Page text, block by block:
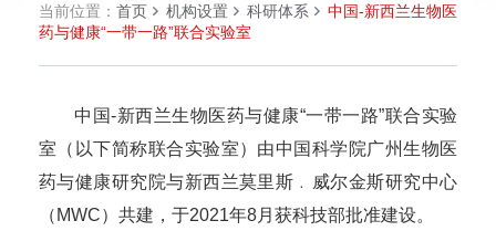
当前位置： 首页 机构设置 科研体系
中国-新西兰生物医
药与健康“一带一路”联合实验室
中国-新西兰生物医药与健康“一带一路”联合实验
室（以下简称联合实验室）由中国科学院广州生物医
药与健康研究院与新西兰莫里斯﹒威尔金斯研究中心
（MWC）共建，于2021年8月获科技部批准建设。